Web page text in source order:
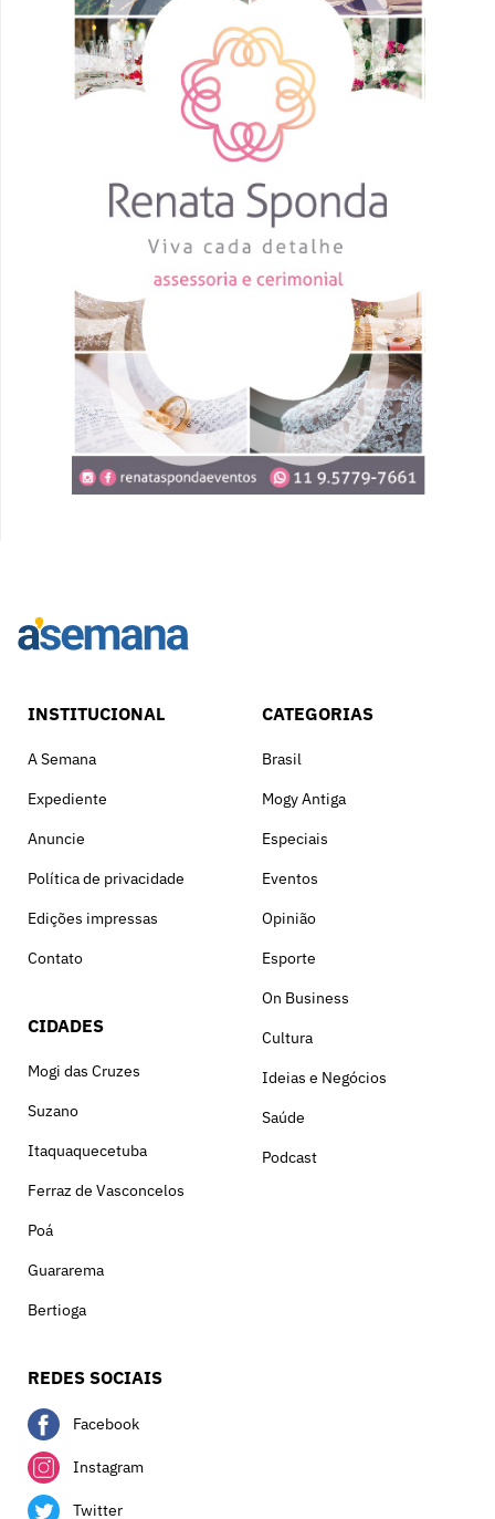
INSTITUCIONAL
A Semana
Expediente
Anuncie
Política de privacidade
Edições impressas
Contato
CIDADES
Mogi das Cruzes
Suzano
Itaquaquecetuba
Ferraz de Vasconcelos
Poá
Guararema
Bertioga
CATEGORIAS
Brasil
Mogy Antiga
Especiais
Eventos
Opinião
Esporte
On Business
Cultura
Ideias e Negócios
Saúde
Podcast
REDES SOCIAIS
Facebook
Instagram
Twitter